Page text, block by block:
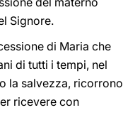
Signore.
di Maria che
di tutti i tempi, nel
la salvezza, ricorrono
ricevere con